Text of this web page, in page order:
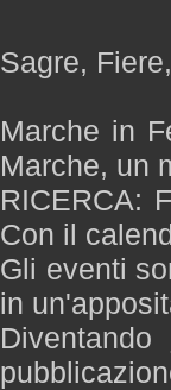
Sagre,
Marche in
Marche, un
RICERCA:
Con il
Gli eventi
in
Diventando